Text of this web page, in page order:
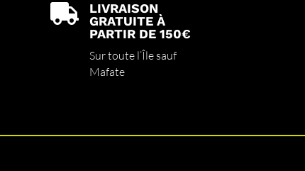

LIVRAISON
GRATUITE À
PARTIR DE 150€
Sur toute l’Île sauf
Mafate